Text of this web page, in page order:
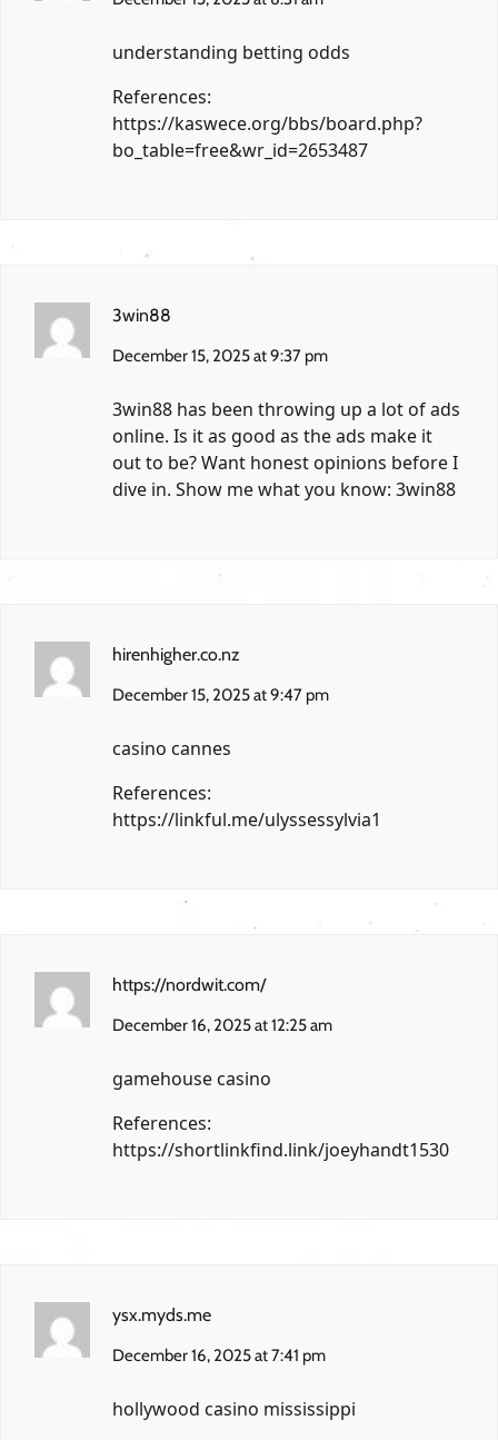
understanding betting odds
References:
https://kaswece.org/bbs/board.php?
bo_table=free&wr_id=2653487
3win88
December 15, 2025 at 9:37 pm
3win88 has been throwing up a lot of ads
online. Is it as good as the ads make it
out to be? Want honest opinions before I
dive in. Show me what you know: 3win88
hirenhigher.co.nz
December 15, 2025 at 9:47 pm
casino cannes
References:
https://linkful.me/ulyssessylvia1
https://nordwit.com/
December 16, 2025 at 12:25 am
gamehouse casino
References:
https://shortlinkfind.link/joeyhandt1530
ysx.myds.me
December 16, 2025 at 7:41 pm
hollywood casino mississippi